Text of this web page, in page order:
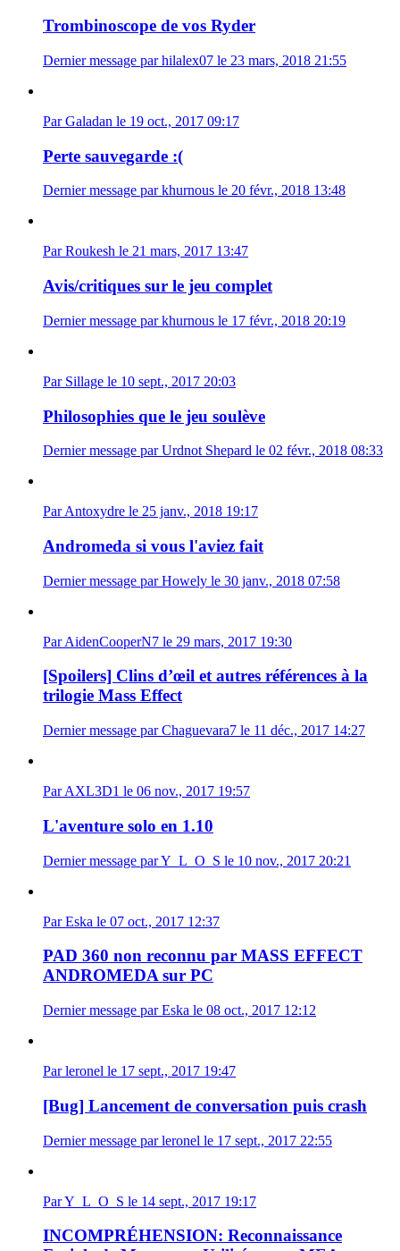
Trombinoscope de vos Ryder
Dernier message par hilalex07 le 23 mars, 2018 21:55
Par Galadan le 19 oct., 2017 09:17
Perte sauvegarde :(
Dernier message par khurnous le 20 févr., 2018 13:48
Par Roukesh le 21 mars, 2017 13:47
Avis/critiques sur le jeu complet
Dernier message par khurnous le 17 févr., 2018 20:19
Par Sillage le 10 sept., 2017 20:03
Philosophies que le jeu soulève
Dernier message par Urdnot Shepard le 02 févr., 2018 08:33
Par Antoxydre le 25 janv., 2018 19:17
Andromeda si vous l'aviez fait
Dernier message par Howely le 30 janv., 2018 07:58
Par AidenCooperN7 le 29 mars, 2017 19:30
[Spoilers] Clins d’œil et autres références à la
trilogie Mass Effect
Dernier message par Chaguevara7 le 11 déc., 2017 14:27
Par AXL3D1 le 06 nov., 2017 19:57
L'aventure solo en 1.10
Dernier message par Y_L_O_S le 10 nov., 2017 20:21
Par Eska le 07 oct., 2017 12:37
PAD 360 non reconnu par MASS EFFECT
ANDROMEDA sur PC
Dernier message par Eska le 08 oct., 2017 12:12
Par leronel le 17 sept., 2017 19:47
[Bug] Lancement de conversation puis crash
Dernier message par leronel le 17 sept., 2017 22:55
Par Y_L_O_S le 14 sept., 2017 19:17
INCOMPRÉHENSION: Reconnaissance